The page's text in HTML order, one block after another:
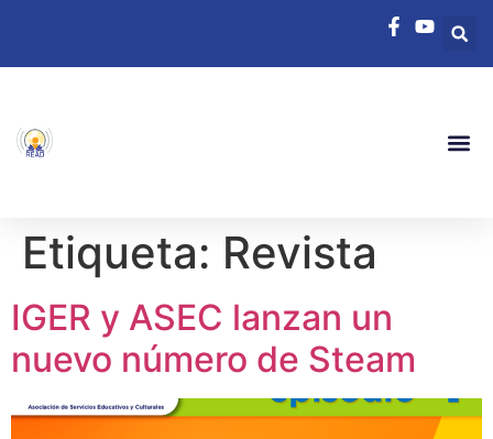
Etiqueta: Revista
IGER y ASEC lanzan un
nuevo número de Steam